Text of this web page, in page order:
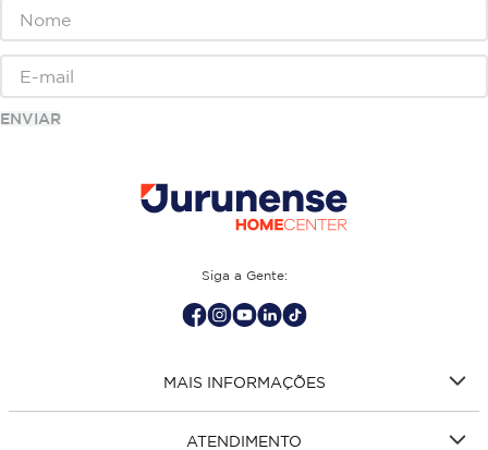
ENVIAR
Siga a Gente:
MAIS INFORMAÇÕES
ATENDIMENTO